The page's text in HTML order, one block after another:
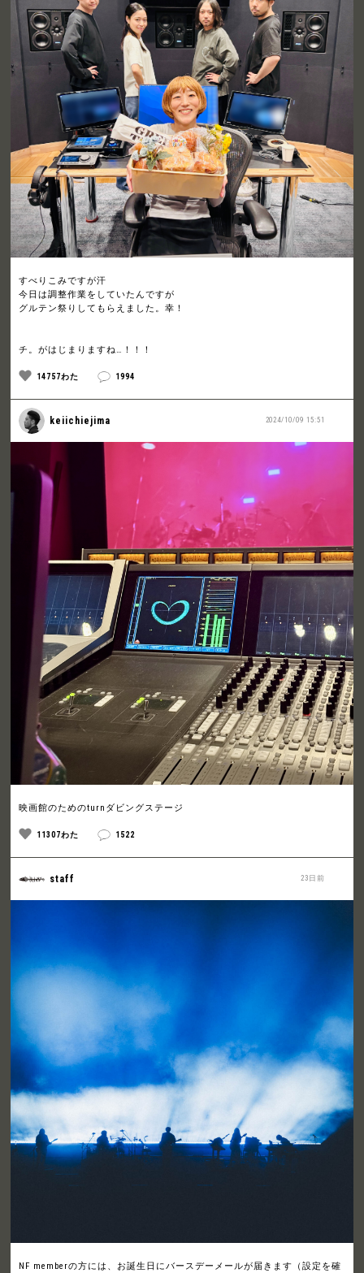
すべりこみですが汗
今日は調整作業をしていたんですが
グルテン祭りしてもらえました。幸！
チ。がはじまりますね…！！！
14757わた 1994
2024/10/09 15:51
keiichiejima
映画館のためのturnダビングステージ
11307わた 1522
23日前
staff
NF memberの方には、お誕生日にバースデーメールが届きます（設定を確